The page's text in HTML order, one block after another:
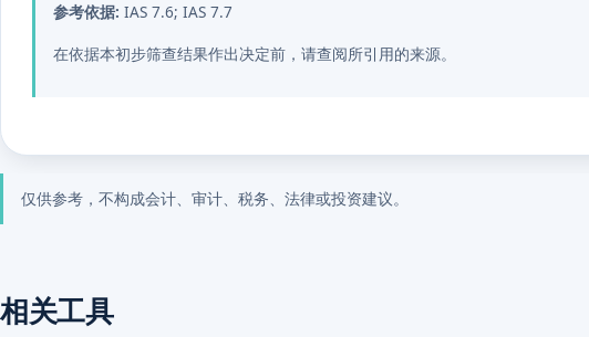
参考依据: IAS 7.6; IAS 7.7
在依据本初步筛查结果作出决定前，请查阅所引用的来源。
仅供参考，不构成会计、审计、税务、法律或投资建议。
相关工具